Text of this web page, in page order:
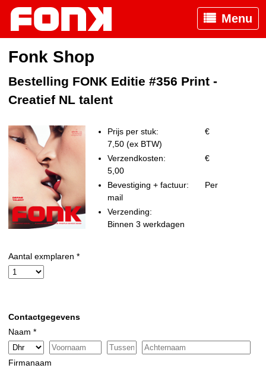
Menu
Fonk Shop
Bestelling FONK Editie #356 Print -
Creatief NL talent
Prijs per stuk:
€
7,50 (ex BTW)
Verzendkosten:
€
5,00
Bevestiging + factuur:
Per
mail
Verzending:
Binnen 3 werkdagen
Aantal exmplaren *
Contactgegevens
Naam *
Firmanaam